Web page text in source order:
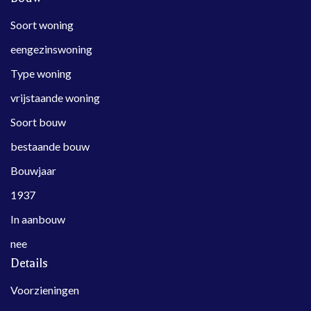
Soort woning
eengezinswoning
Type woning
vrijstaande woning
Soort bouw
bestaande bouw
Bouwjaar
1937
In aanbouw
nee
Details
Voorzieningen